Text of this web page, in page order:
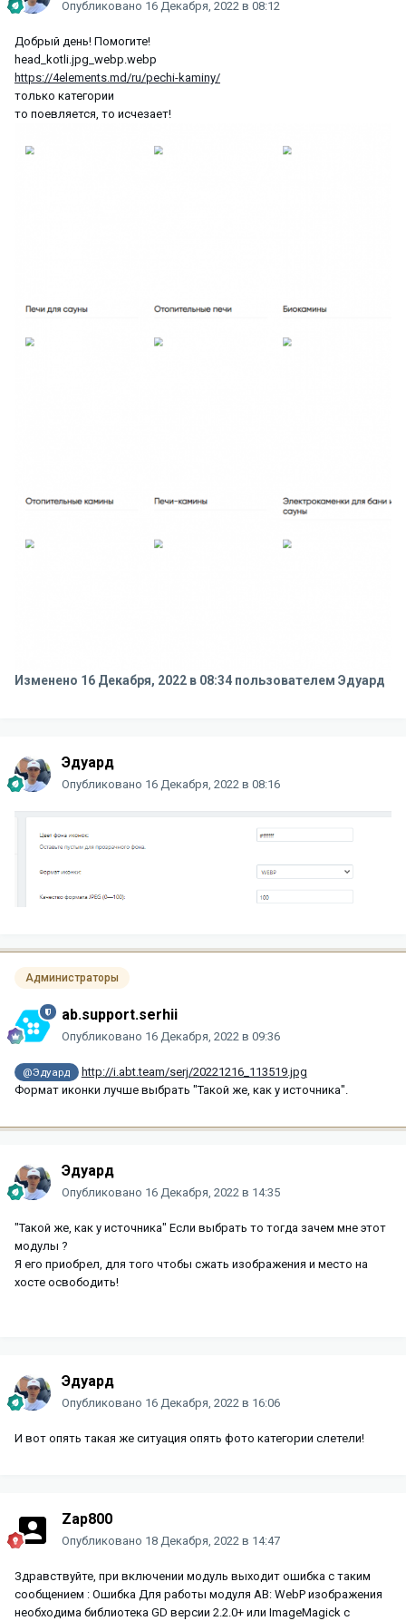
Опубликовано 16 Декабря, 2022 в 08:12
Добрый день! Помогите!
head_kotli.jpg_webp.webp
https://4elements.md/ru/pechi-kaminy/
только категории
то поевляется, то исчезает!
Изменено 16 Декабря, 2022 в 08:34 пользователем Эдуард
Эдуард
Опубликовано 16 Декабря, 2022 в 08:16
Администраторы
ab.support.serhii
Опубликовано 16 Декабря, 2022 в 09:36
@Эдуард
http://i.abt.team/serj/20221216_113519.jpg
Формат иконки лучше выбрать "Такой же, как у источника".
Эдуард
Опубликовано 16 Декабря, 2022 в 14:35
"Такой же, как у источника" Если выбрать то тогда зачем мне этот
модулы ?
Я его приобрел, для того чтобы сжать изображения и место на
хосте освободить!
Эдуард
Опубликовано 16 Декабря, 2022 в 16:06
И вот опять такая же ситуация опять фото категории слетели!
Zap800
Опубликовано 18 Декабря, 2022 в 14:47
Здравствуйте, при включении модуль выходит ошибка с таким
сообщением : Ошибка Для работы модуля AB: WebP изображения
необходима библиотека GD версии 2.2.0+ или ImageMagick с